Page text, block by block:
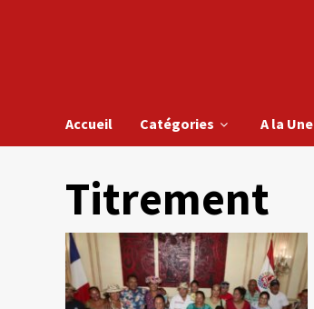
Accueil Catégories A la Une
Titrement